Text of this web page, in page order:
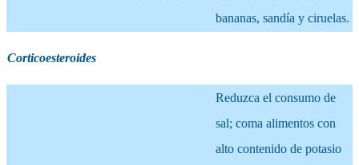
bananas, sandía y ciruelas.
Corticoesteroides
Reduzca el consumo de
sal; coma alimentos con
alto contenido de potasio